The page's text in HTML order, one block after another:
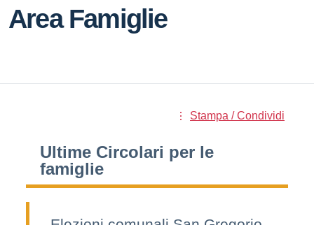
Area Famiglie
Stampa / Condividi
Ultime Circolari per le
famiglie